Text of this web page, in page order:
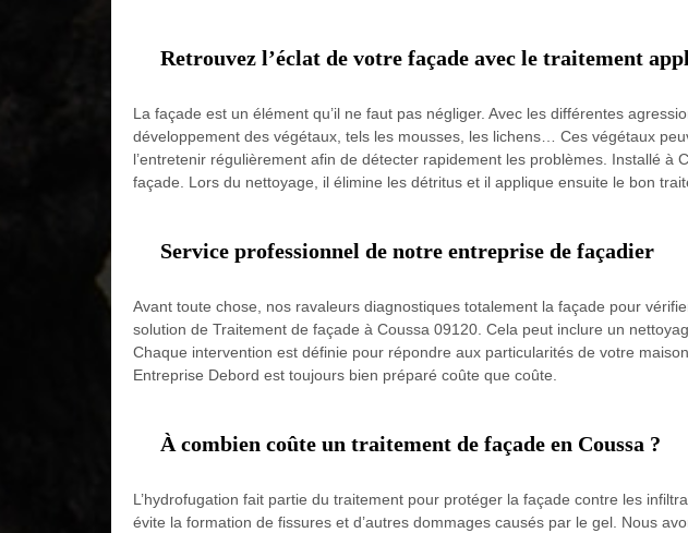
Retrouvez l’éclat de votre façade avec le traitement
La façade est un élément qu’il ne faut pas négliger. Avec les différentes
développement des végétaux, tels les mousses, les lichens… Ces végétaux
l’entretenir régulièrement afin de détecter rapidement les problèmes. Installé
façade. Lors du nettoyage, il élimine les détritus et il applique ensuite le bon
Service professionnel de notre entreprise de façadier
Avant toute chose, nos ravaleurs diagnostiques totalement la façade pour
solution de Traitement de façade à Coussa 09120. Cela peut inclure un
Chaque intervention est définie pour répondre aux particularités de votre
Entreprise Debord est toujours bien préparé coûte que coûte.
À combien coûte un traitement de façade en Coussa ?
L’hydrofugation fait partie du traitement pour protéger la façade contre les
évite la formation de fissures et d’autres dommages causés par le gel. Nous